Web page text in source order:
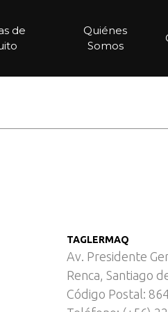
de
Quiénes
Somos
TAGLERMAQ
Av. Presidente
Renca, Santiago
Código Postal: